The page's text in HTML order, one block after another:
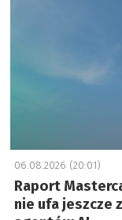
06.08.2026 (20:01)
Raport
nie ufa jeszcze